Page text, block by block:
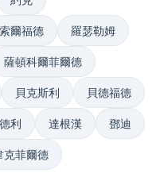
索爾福德 羅瑟勒姆
薩頓科爾菲爾德
貝克斯利 貝德福德
利 達根漢 鄧迪
克菲爾德